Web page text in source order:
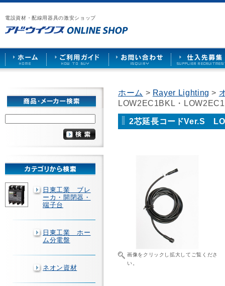
電設資材・配線用器具の激安ショップ
漏
電
ブ
レ
ー
カ
ー
や
照
ケ
ッ
ト
な
で
販
売
ア
ウ
イ
ス
HOME
ご
用
ガ
ド
お
い
合
せ
仕
先
募
日東工業 ブレ
ーカ・開閉器・
端子台
日東工業 ホー
ム分電盤
ネオン資材
ホーム > Rayer Lighting >
LOW2EC1BKL・
2芯延長コードVer.S
画像をクリックし拡大してご覧くださ
い。